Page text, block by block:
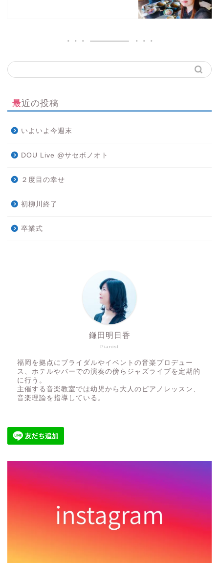
最近の投稿
いよいよ今週末
DOU Live @サセボノオト
２度目の幸せ
初柳川終了
卒業式
Pianist
鎌田明日香
福岡を拠点にブライダルやイベントの音楽プロデュー
ス、ホテルやバーでの演奏の傍らジャズライブを定期的
に行う。
主催する音楽教室では幼児から大人のピアノレッスン、
音楽理論を指導している。